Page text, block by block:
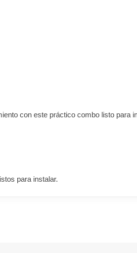
con este práctico combo listo para
para instalar.